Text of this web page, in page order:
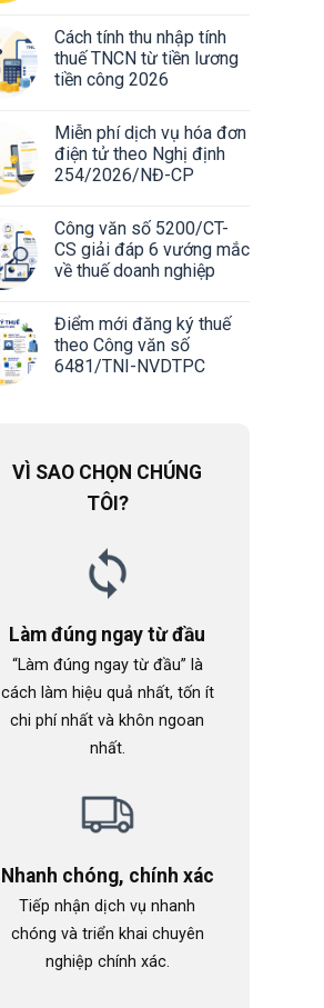
Cách tính thu nhập tính
thuế TNCN từ tiền lương
tiền công 2026
Miễn phí dịch vụ hóa đơn
điện tử theo Nghị định
254/2026/NĐ-CP
Công văn số 5200/CT-
CS giải đáp 6 vướng mắc
về thuế doanh nghiệp
Điểm mới đăng ký thuế
theo Công văn số
6481/TNI-NVDTPC
VÌ SAO CHỌN CHÚNG
TÔI?
Làm đúng ngay từ đầu
“Làm đúng ngay từ đầu” là
cách làm hiệu quả nhất, tốn ít
chi phí nhất và khôn ngoan
nhất.
Nhanh chóng, chính xác
Tiếp nhận dịch vụ nhanh
chóng và triển khai chuyên
nghiệp chính xác.